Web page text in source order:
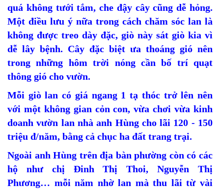
quá không tưới tắm, che đậy cây cũng dễ hỏng.
Một điều lưu ý nữa trong cách chăm sóc lan là
không được treo dày đặc, giò này sát giò kia vì
dễ lây bệnh. Cây đặc biệt ưa thoáng gió nên
trong những hôm trời nóng cần bố trí quạt
thông gió cho vườn.
Mỗi giò lan có giá ngang 1 tạ thóc trở lên nên
với một không gian cỏn con, vừa chơi vừa kinh
doanh vườn lan nhà anh Hùng cho lãi 120 - 150
triệu đ/năm, bằng cả chục ha đất trang trại.
Ngoài anh Hùng trên địa bàn phường còn có các
hộ như chị Đinh Thị Thoi, Nguyễn Thị
Phương… mỗi năm nhờ lan mà thu lãi từ vài